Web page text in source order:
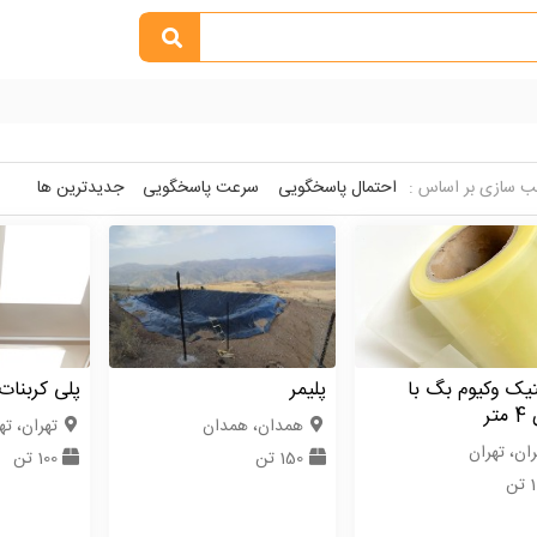
سازی بر اساس : احتمال پاسخگویی سرعت پاسخگویی جدیدترین ها
وکیوم بگ با
تهران
پلیمر
همدان، همدان
150 تن
پلی
تهران،
100 تن